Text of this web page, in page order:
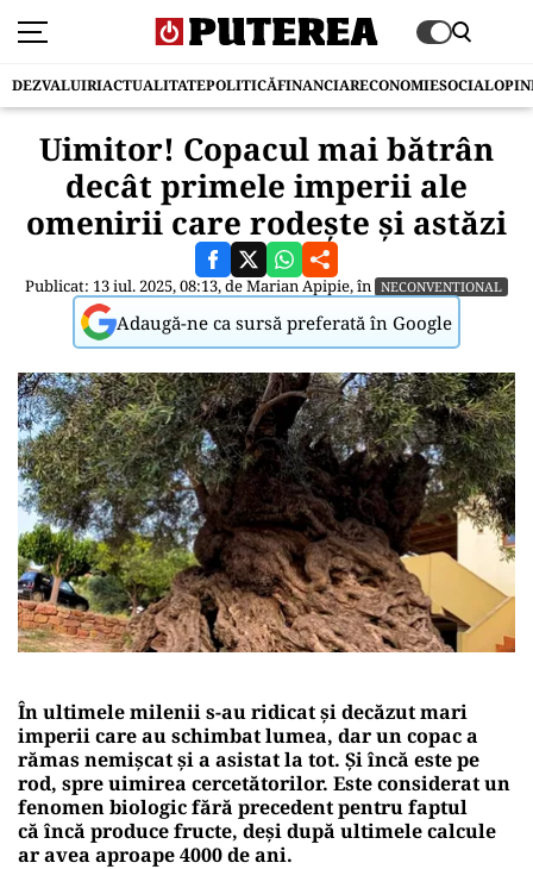
DEZVALUIRIACTUALITATEPOLITICĂFINANCIARECONOMIESOCIAL
Uimitor! Copacul mai bătrân
decât primele imperii ale
omenirii care rodește și astăzi
Publicat: 13 iul. 2025, 08:13, deMarian Apipie, în NECONVENTIONAL
Adaugă-ne ca sursă preferată în Google
În ultimele milenii s-au ridicat și decăzut mari
imperii care au schimbat lumea, dar un copac a
rămas nemișcat și a asistat la tot. Și încă este pe
rod, spre uimirea cercetătorilor. Este considerat un
fenomen biologic fără precedent pentru faptul
că încă produce fructe, deși după ultimele calcule
ar avea aproape 4000 de ani.